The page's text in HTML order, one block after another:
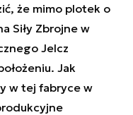
że mimo plotek o
Siły Zbrojne w
Jelcz
Jak
w tej fabryce w